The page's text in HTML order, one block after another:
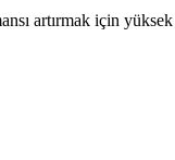
artırmak için